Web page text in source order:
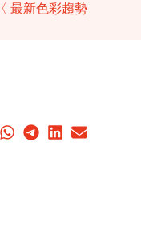
〈 最新色彩趨勢